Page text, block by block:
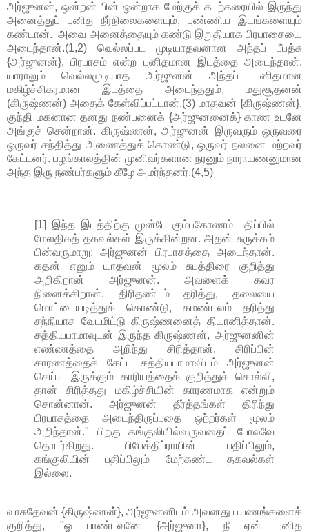
அர்ஜுனன், ஒன்றன் பின் ஒன்றாக மேற்குக் கடற்கரையில் இருந்து
அனைத்துப் புனித நீர்நிலைகளையும், புண்ணிய இடங்களையும்
கண்டான். அவை அனைத்தையும் கண்டு இறுதியாக பிரபாசையை
அடைந்தான்.(1,2) வெல்லப்பட முடியாதவனான அந்தப் பீபத்சு
{அர்ஜுனன்}, பிரபாசம் என்ற புனிதமான இடத்தை அடைந்தான்.
யாராலும் வெல்லமுடியாத அர்ஜுனன் அந்தப் புனிதமான
மகிழ்ச்சிகரமான இடத்தை அடைந்ததும், மதுசூதனன்
(கிருஷ்ணன்) அதைக் கேள்விப்பட்டான்.(3) மாதவன் {கிருஷ்ணன்},
குந்தி மகனான தனது நண்பனைக் {அர்ஜுனனைக்} காண உடனே
அங்குச் சென்றான். கிருஷ்ணன், அர்ஜுனன் இருவரும் ஒருவரை
ஒருவர் சந்தித்து அணைத்துக் கொண்டு, ஒருவர் நலனை மற்றவர்
கேட்டனர். பழங்காலத்தின் முனிவர்களான நரனும் நாராயணனுமான
அந்த இரு நண்பர்களும் கீழே அமர்ந்தனர்.(4,5)
[1] இந்த இடத்திற்கு முன்பே கும்பகோணம் பதிப்பில்
மேலதிகத் தகவல்கள் இருக்கின்றன. அதன் சுருக்கம்
பின்வருமாறு: அர்ஜுனன் பிரபாசத்தை அடைந்தான்.
கதன் எனும் யாதவன் மூலம் சுபத்திரை குறித்து
அறிகிறான் அர்ஜுனன். அவளைக் கவர
நினைக்கிறான். திரிதண்டம் தரித்து, தலையை
மொட்டையடித்துக் கொண்டு, கமண்டலம் தரித்து
சந்நியாச வேடமிட்டு கிருஷ்ணனைத் தியானித்தான்.
சத்தியபாமாவுடன் இருந்த கிருஷ்ணன், அர்ஜுனனின்
எண்ணத்தை அறிந்து சிரித்தான். சிரிப்பின்
காரணத்தைக் கேட்ட சத்தியபாமாவிடம் அர்ஜுனன்
செய்ய இருக்கும் காரியத்தைக் குறித்துச் சொல்லி,
தான் சிரித்தது மகிழ்ச்சியின் காரணமாக என்றும்
சொன்னான். அர்ஜுனன் தீர்த்தங்கள் திரிந்து
பிரபாசத்தை அடைந்திருப்பதை ஒற்றர்கள் மூலம்
அறிந்தான்." பிறகு கங்குலியில்வருவதைப் போலவே
தொடர்கிறது. பிபேக்திப்ராயின் பதிப்பிலும்,
கங்குலியின் பதிப்பிலும் மேற்கண்ட தகவல்கள்
இல்லை.
வாசுதேவன் {கிருஷ்ணன்}, அர்ஜுனனிடம் அவனது பயணங்களைக்
குறித்து, "ஓ பாண்டவனே {அர்ஜுனா}, நீ ஏன் புனித